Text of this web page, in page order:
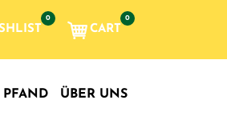
0
CART
0
PFAND ÜBER UNS